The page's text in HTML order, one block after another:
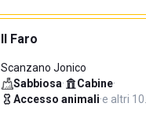
Il Faro
Scanzano Jonico
Sabbiosa· Cabine·
Accesso animali·e altri 10…